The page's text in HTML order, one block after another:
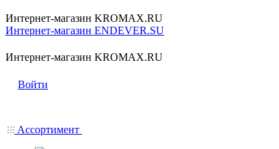
Интернет-магазин KROMAX.RU
Интернет-магазин ENDEVER.SU
Интернет-магазин KROMAX.RU
Войти
Ассортимент